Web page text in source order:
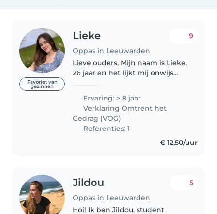
Favoriet van
gezinnen
Lieke
Oppas in Leeuwarden
9
Lieve ouders, Mijn naam is Lieke,
26 jaar en het lijkt mij onwijs
nanny/ oppas. Ik ben zorgzaam,
warm en creatief. Met mijn
achtergrond als docent theater,..
Ervaring: > 8 jaar
Verklaring Omtrent het
Gedrag (VOG)
Referenties: 1
€ 12,50/uur
Jildou
Oppas in Leeuwarden
5
Hoi! Ik ben Jildou, student